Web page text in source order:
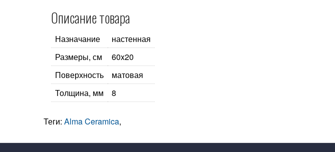
Описание товара
Назначание
настенная
Размеры, см
60x20
Поверхность
матовая
Толщина, мм
8
Теги: Alma Ceramica,